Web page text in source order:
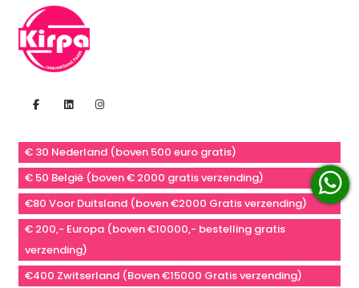
€ 30 Nederland (boven 500 euro gratis)
€ 50 België (boven € 2000 gratis verzending)
€80 Voor Duitsland (boven €2000 Gratis verzending)
€ 200,- Europa (boven €10000,- bestelling gratis
verzending)
€400 Zwitserland (Boven €15000 Gratis verzending)